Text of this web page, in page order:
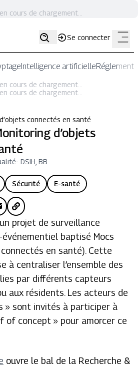
cours de chargement...
Se connecter
Intelligence artificielle
cours de chargement...
cours de chargement...
connectés en santé
d’objets
- DSIH, BB
Sécurité E-santé
projet de surveillance
baptisé Mocs
en santé). Cette
à centraliser l’ensemble des
par différents capteurs
aux résidents. Les acteurs de
» sont invités à participer à
of concept » pour amorcer ce
ouvre le bal de la Recherche &